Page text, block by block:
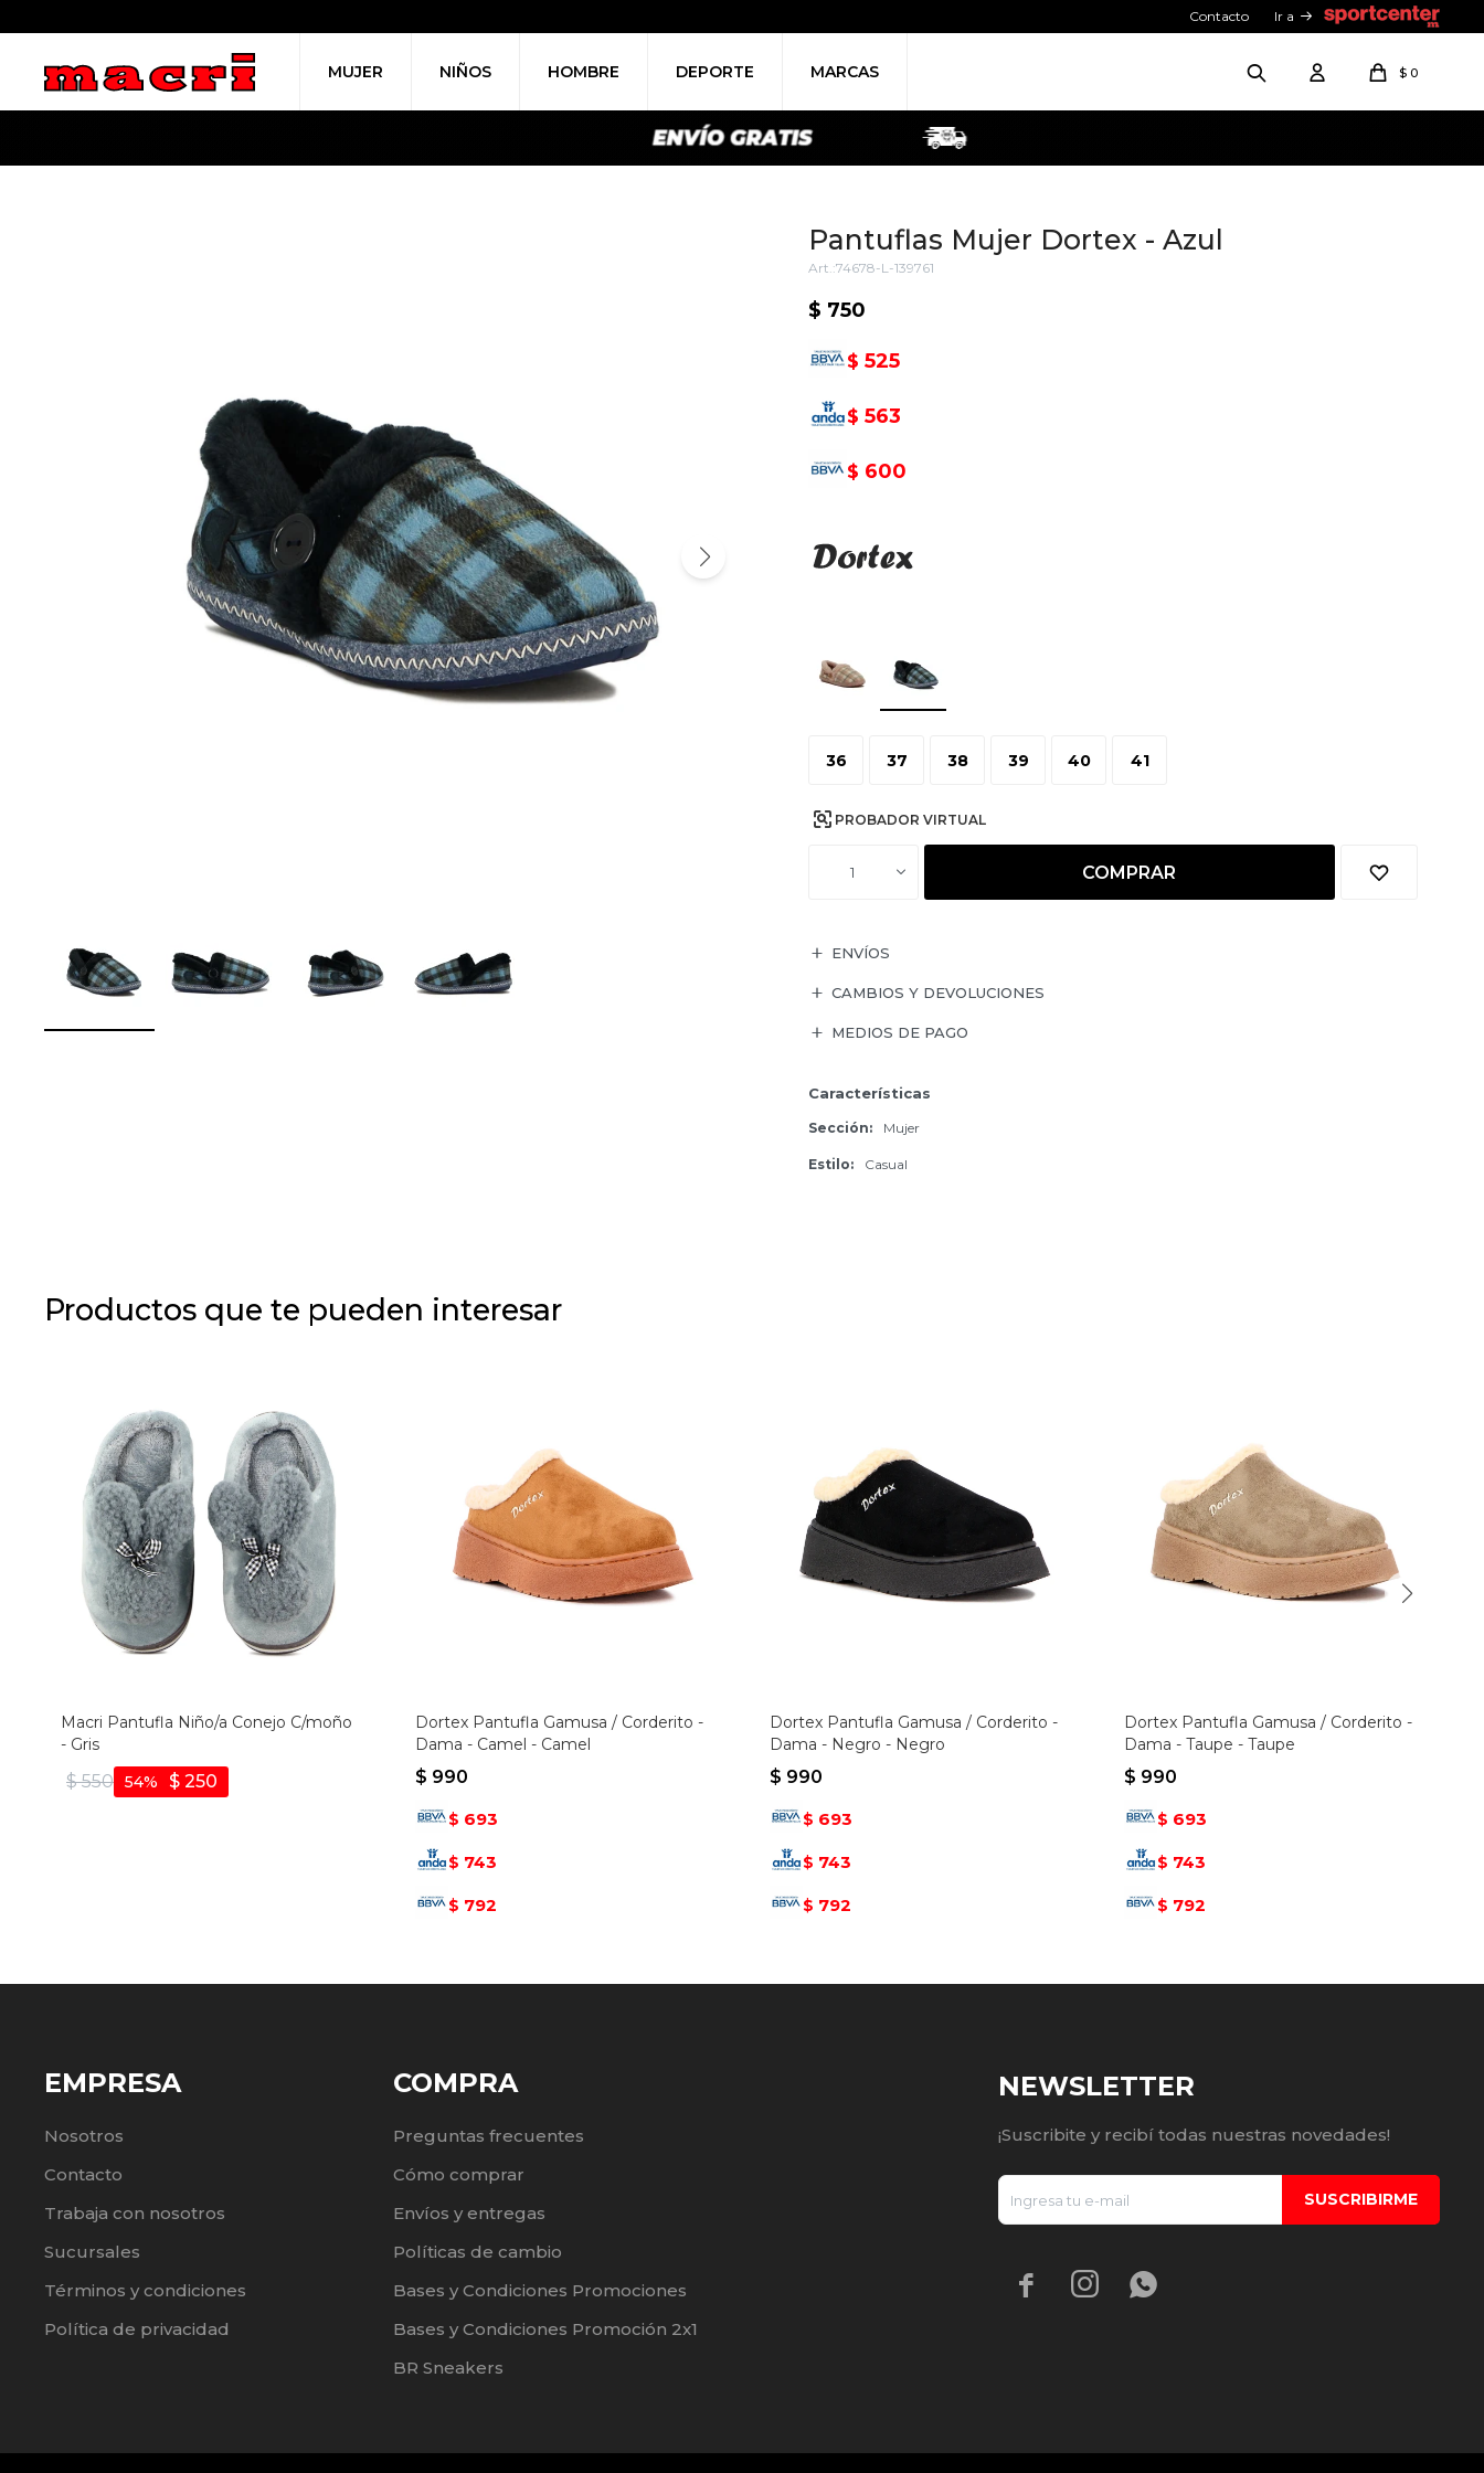
MUJER NIÑOS HOMBRE DEPORTE MARCAS $ 0
Contacto Ir a
Pantuflas Mujer Dortex - Azul
74678-L-139761
$ 750
$ 525
$ 563
$ 600
36 37 38 39 40 41
PROBADOR VIRTUAL
1 COMPRAR
ENVÍOS
CAMBIOS Y DEVOLUCIONES
MEDIOS DE PAGO
Características
Sección Mujer
Estilo Casual
Productos que te pueden interesar
Macri Pantufla Niño/a Conejo C/moño
- Gris
$ 550 $ 250
54
Dortex Pantufla Gamusa / Corderito -
Dama - Camel - Camel
$ 990
$ 693
$ 743
$ 792
Dortex Pantufla Gamusa / Corderito -
Dama - Negro - Negro
$ 990
$ 693
$ 743
$ 792
Dortex Pantufla Gamusa / Corderito -
Dama - Taupe - Taupe
$ 990
$ 693
$ 743
$ 792
EMPRESA
Nosotros
Contacto
Trabaja con nosotros
Sucursales
Términos y condiciones
Política de privacidad
COMPRA
Preguntas frecuentes
Cómo comprar
Envíos y entregas
Políticas de cambio
Bases y Condiciones Promociones
Bases y Condiciones Promoción 2x1
BR Sneakers
NEWSLETTER
¡Suscribite y recibí todas nuestras novedades!
SUSCRIBIRME
  